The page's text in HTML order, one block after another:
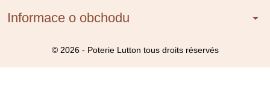
Informace o obchodu arrow_drop_down
© 2026 - Poterie Lutton tous droits réservés